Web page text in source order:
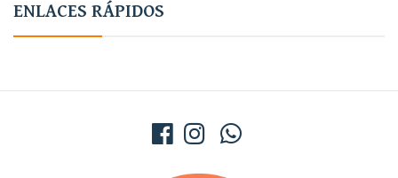
ENLACES RÁPIDOS